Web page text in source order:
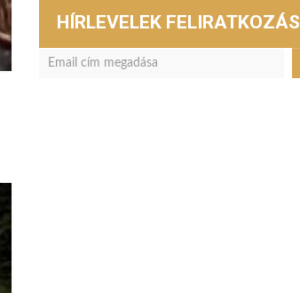
HÍRLEVELEK FELIRATKOZÁS